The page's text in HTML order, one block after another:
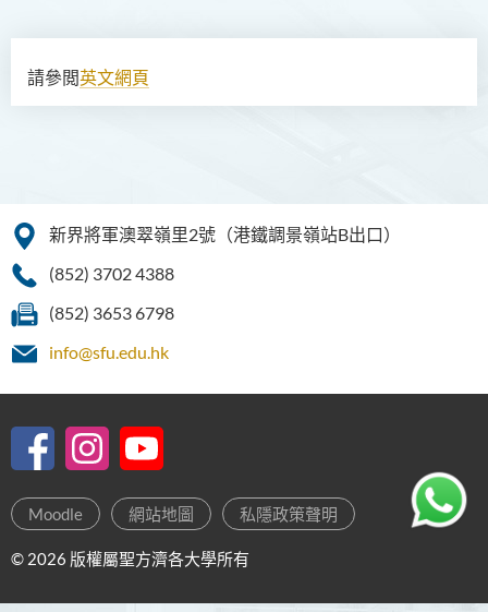
請參閲英文網頁
新界將軍澳翠嶺里2號（港鐵調景嶺站B出口）
(852) 3702 4388
(852) 3653 6798
info@sfu.edu.hk
Moodle 網站地圖 私隱政策聲明
© 2026 版權屬聖方濟各大學所有